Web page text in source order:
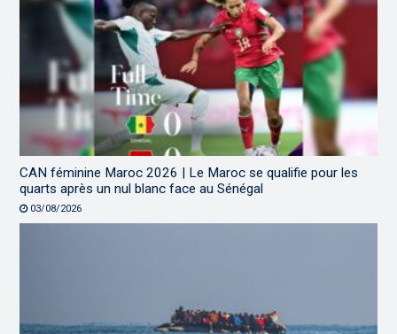
CAN féminine Maroc 2026 | Le Maroc se qualifie pour les
quarts après un nul blanc face au Sénégal
03/08/2026